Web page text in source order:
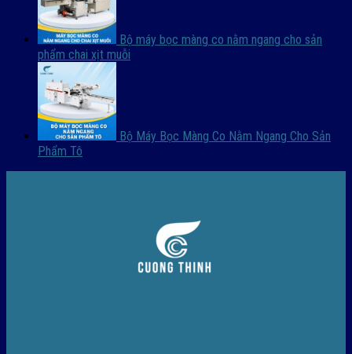
Bộ máy bọc màng co nằm ngang cho sản
phẩm chai xịt muỗi
Bộ Máy Bọc Màng Co Nằm Ngang Cho Sản
Phẩm Tô